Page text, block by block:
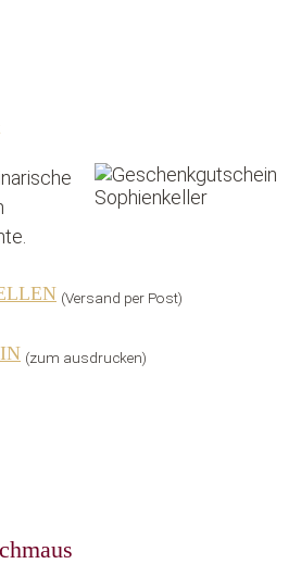
(Versand per Post)
(zum ausdrucken)